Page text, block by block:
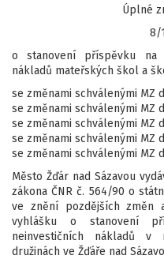
Úplné
8/
o stanovení příspěvku na
nákladů mateřských škol a
se změnami schválenými MZ
se změnami schválenými MZ
se změnami schválenými MZ
se změnami schválenými MZ
se změnami schválenými MZ
Město Žďár nad Sázavou
zákona ČNR č. 564/90 o
ve znění pozdějších změn
vyhlášku o stanovení
neinvestičních nákladů v
družinách ve Žďáře nad